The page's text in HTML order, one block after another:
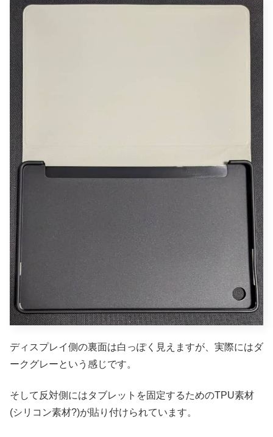
ディスプレイ側の裏面は白っぽく見えますが、実際にはダ
ークグレーという感じです。
そして反対側にはタブレットを固定するためのTPU素材
(シリコン素材?)が貼り付けられています。